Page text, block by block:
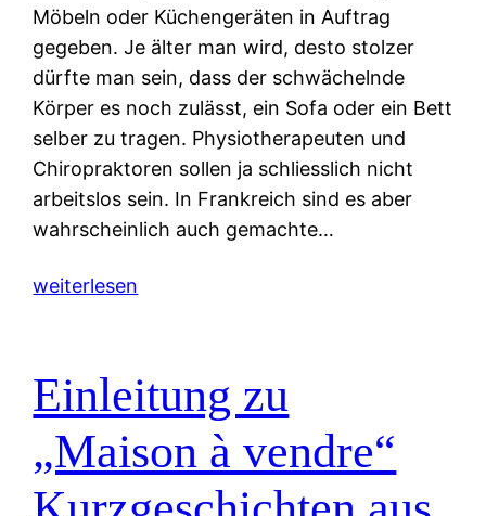
Möbeln oder Küchengeräten in Auftrag
gegeben. Je älter man wird, desto stolzer
dürfte man sein, dass der schwächelnde
Körper es noch zulässt, ein Sofa oder ein Bett
selber zu tragen. Physiotherapeuten und
Chiropraktoren sollen ja schliesslich nicht
arbeitslos sein. In Frankreich sind es aber
wahrscheinlich auch gemachte…
weiterlesen
Einleitung zu
„Maison à vendre“